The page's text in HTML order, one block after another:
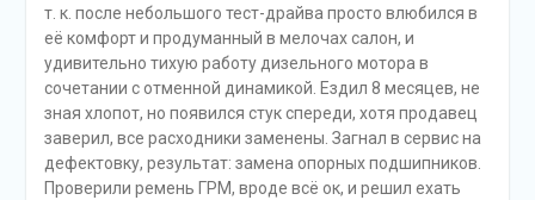
т. к. после небольшого тест-драйва просто влюбился в
её комфорт и продуманный в мелочах салон, и
удивительно тихую работу дизельного мотора в
сочетании с отменной динамикой. Ездил 8 месяцев, не
зная хлопот, но появился стук спереди, хотя продавец
заверил, все расходники заменены. Загнал в сервис на
дефектовку, результат: замена опорных подшипников.
Проверили ремень ГРМ, вроде всё ок, и решил ехать